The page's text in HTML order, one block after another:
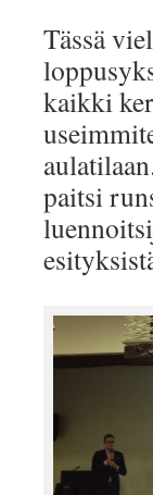
Tässä
kaikki
paitsi